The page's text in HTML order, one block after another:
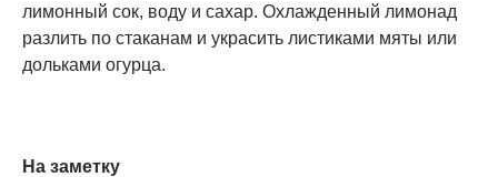
лимонный сок, воду и сахар. Охлажденный лимонад
разлить по стаканам и украсить листиками мяты или
дольками огурца.
На заметку